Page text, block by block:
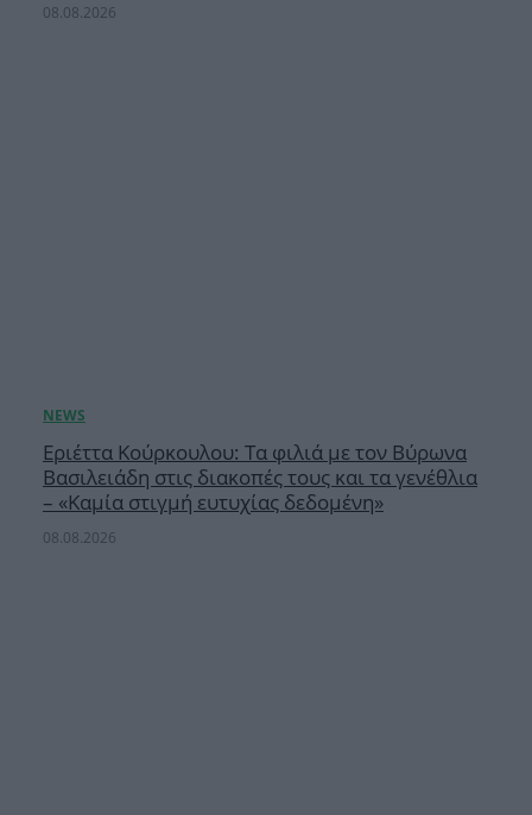
08.08.2026
Εριέττα Κούρκουλου: Τα φιλιά με τον Βύρωνα
Βασιλειάδη στις διακοπές τους και τα γενέθλια
– «Καμία στιγμή ευτυχίας δεδομένη»
08.08.2026